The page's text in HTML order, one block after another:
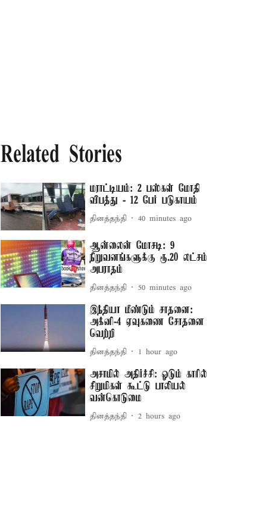
Related Stories
மராட்டியம்: 2 பஸ்கள் மோதி
விபத்து - 12 பேர் படுகாயம்
தினத்தந்தி 40 minutes ago
ஆன்லைன் மோசடி: 9
நிறுவனங்களுக்கு ரூ.20 லட்சம்
அபராதம்
தினத்தந்தி 50 minutes ago
இந்தியா மீண்டும் சாதனை:
அக்னி-4 ஏவுகணை சோதனை
வெற்றி
தினத்தந்தி 1 hour ago
அசாமில் அதிர்ச்சி: ஓடும் காரில்
சிறுமிகள் கூட்டு பாலியல்
வன்கொடுமை
தினத்தந்தி 2 hours ago